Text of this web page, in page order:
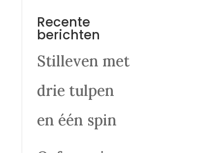
Recente
berichten
Stilleven met
drie tulpen
en één spin